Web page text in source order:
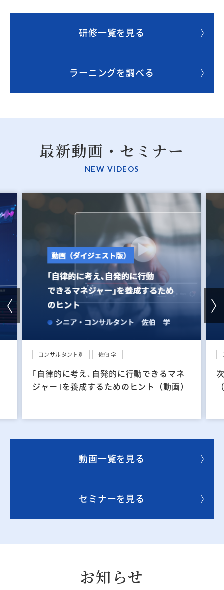
研修一覧を見る
ラーニングを調べる
最新動画・セミナー
NEW VIDEOS
コンサルタント別 横山 隆史
次世代経営人材育成研修のかんどころ
（動画）
動画一覧を見る
セミナーを見る
お知らせ